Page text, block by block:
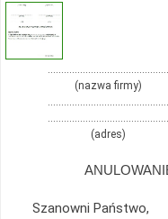
………………………………………
(nazwa firmy)
………………………………………
………………………………………
(adres)
Szanowni Państwo,